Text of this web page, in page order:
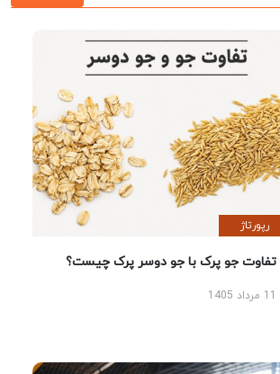
رپورتاژ
تفاوت جو پرک با جو دوسر پرک چیست؟